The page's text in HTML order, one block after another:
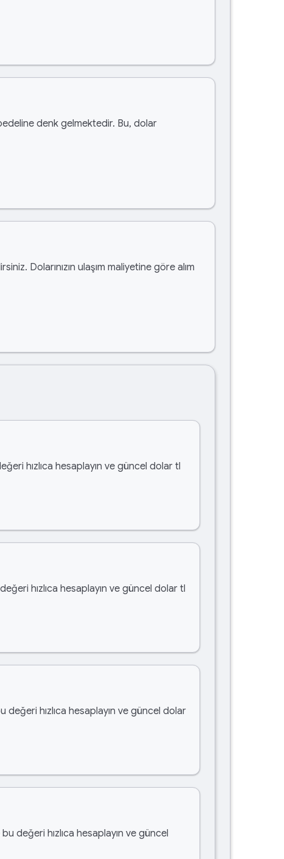
denk gelmektedir. Bu, dolar
Dolarınızın ulaşım maliyetine göre alım
hızlıca hesaplayın ve güncel dolar tl
hızlıca hesaplayın ve güncel dolar tl
değeri hızlıca hesaplayın ve güncel dolar
değeri hızlıca hesaplayın ve güncel